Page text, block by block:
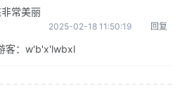
常美丽
2025-02-18 11:50:19 回复
客：w'b'x'lwbxl